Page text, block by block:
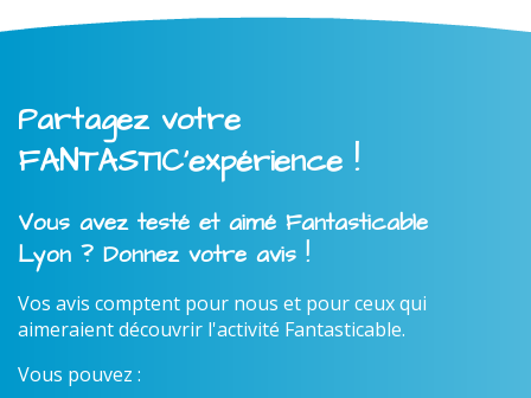
Partagez votre
FANTASTIC'expérience !
Vous avez testé et aimé Fantasticable
Lyon ? Donnez votre avis !
Vos avis comptent pour nous et pour ceux qui
aimeraient découvrir l'activité Fantasticable.
Vous pouvez :